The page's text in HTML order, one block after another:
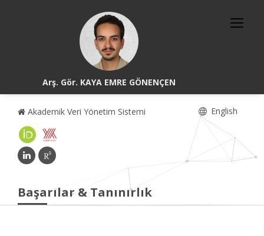
Arş. Gör. KAYA EMRE GÖNENÇEN
Akademik Veri Yönetim Sistemi English
Başarılar & Tanınırlık